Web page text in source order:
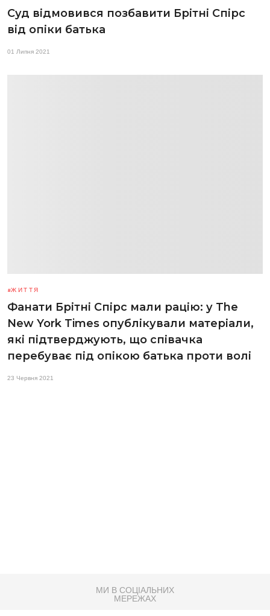
Суд відмовився позбавити Брітні Спірс
від опіки батька
01 Липня 2021
ЖИТТЯ
Фанати Брітні Спірс мали рацію: у The
New York Times опублікували матеріали,
які підтверджують, що співачка
перебуває під опікою батька проти волі
23 Червня 2021
МИ В СОЦІАЛЬНИХ
МЕРЕЖАХ